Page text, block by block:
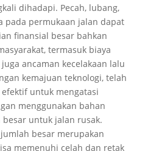
dihadapi. Pecah, lubang,
pada permukaan jalan dapat
finansial besar bahkan
termasuk biaya
ancaman kecelakaan lalu
kemajuan teknologi, telah
untuk mengatasi
menggunakan bahan
untuk jalan rusak.
besar merupakan
memenuhi celah dan retak